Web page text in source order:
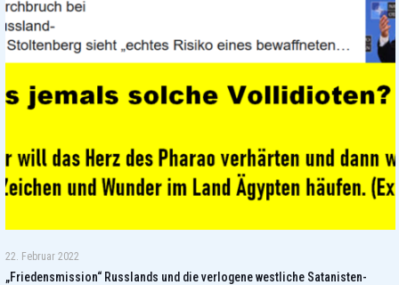
22. Februar 2022
„Friedensmission“ Russlands und die verlogene westliche Satanisten-